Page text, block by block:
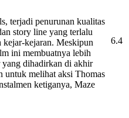
terjadi penurunan kualitas
story line yang terlalu
kejar-kejaran. Meskipun
ini membuatnya lebih
dihadirkan di akhir
untuk melihat aksi Thomas
ketiganya, Maze
6.4